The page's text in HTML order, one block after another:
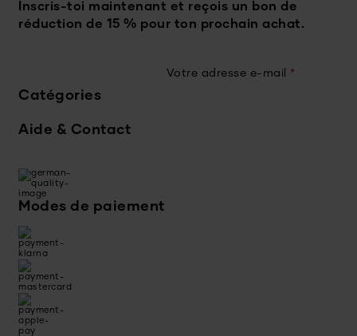
Inscris-toi maintenant et reçois un bon de
réduction de 15 % pour ton prochain achat.
Votre adresse e-mail *
Catégories
Aide & Contact
Modes de paiement